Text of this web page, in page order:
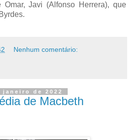
Omar, Javi (Alfonso Herrera), que
Nenhum comentário:
de 2022
de Macbeth